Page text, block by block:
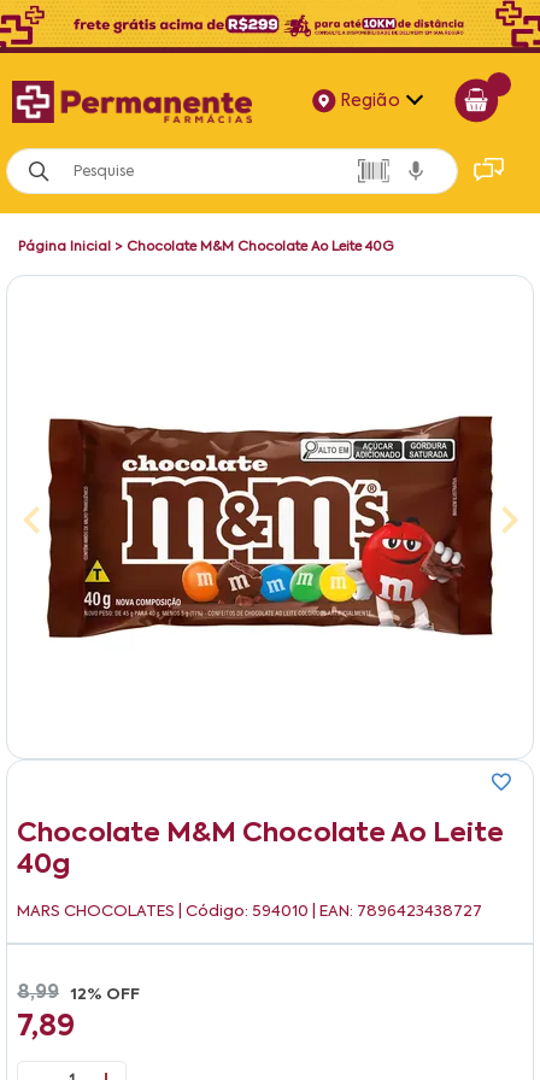
Região
Alagoas
Bahia
Página Inicial > Chocolate M&M Chocolate Ao Leite 40G
Chocolate M&m Chocolate Ao Leite
40g
MARS CHOCOLATES | Código: 594010 | EAN: 7896423438727
8,99 12% OFF
7,89